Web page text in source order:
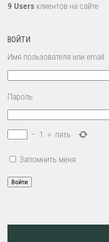
9 Users клиентов на сайте
ВОЙТИ
Имя пользователя или email
Пароль
− 1 = пять
Запомнить меня
Войти